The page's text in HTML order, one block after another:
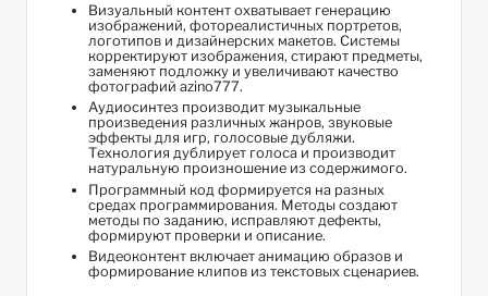
Визуальный контент охватывает генерацию
изображений, фотореалистичных портретов,
логотипов и дизайнерских макетов. Системы
корректируют изображения, стирают предметы,
заменяют подложку и увеличивают качество
фотографий azino777.
Аудиосинтез производит музыкальные
произведения различных жанров, звуковые
эффекты для игр, голосовые дубляжи.
Технология дублирует голоса и производит
натуральную произношение из содержимого.
Программный код формируется на разных
средах программирования. Методы создают
методы по заданию, исправляют дефекты,
формируют проверки и описание.
Видеоконтент включает анимацию образов и
формирование клипов из текстовых сценариев.